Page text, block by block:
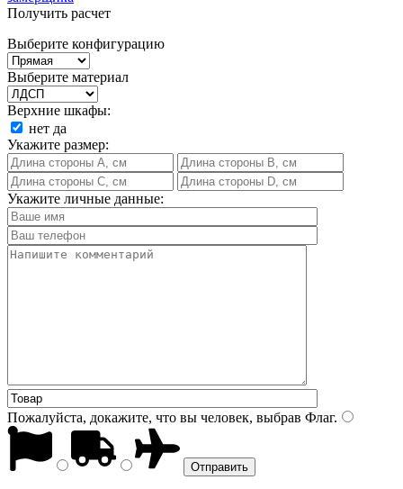
Получить расчет
Выберите конфигурацию
Выберите материал
Верхние шкафы:
нет да
Укажите размер:
Укажите личные данные:
Пожалуйста, докажите, что вы человек, выбрав Флаг.